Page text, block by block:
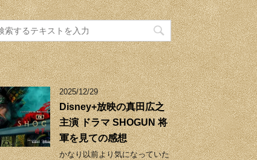
2025/12/29
Disney+放映の真田広之
主演 ドラマ SHOGUN 将
軍を見ての感想
かなり以前より気になっていた